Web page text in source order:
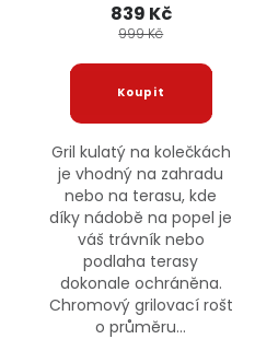
839 Kč
999 Kč
Gril kulatý na kolečkách
je vhodný na zahradu
nebo na terasu, kde
díky nádobě na popel je
váš trávník nebo
podlaha terasy
dokonale ochráněna.
Chromový grilovací rošt
o průměru...